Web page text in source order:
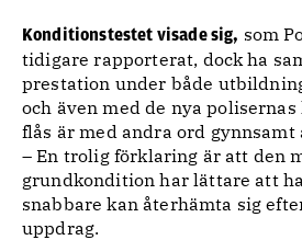
Konditionstestet visade sig, som
tidigare rapporterat, dock ha
prestation under både
och även med de nya
flås är med andra ord gynnsamt
– En trolig förklaring är att den
grundkondition har lättare att
snabbare kan återhämta sig
uppdrag.